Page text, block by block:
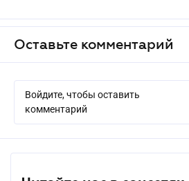
Оставьте комментарий
Войдите, чтобы оставить
комментарий